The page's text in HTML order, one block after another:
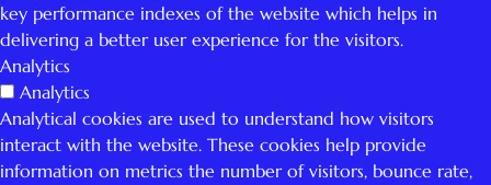
key performance indexes of the website which helps in
delivering a better user experience for the visitors.
Analytics
Analytics
Analytical cookies are used to understand how visitors
interact with the website. These cookies help provide
information on metrics the number of visitors, bounce rate,